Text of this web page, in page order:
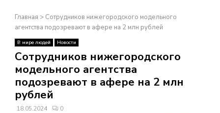
Н
О
В
Н
Главная > Сотрудников нижегородского модельного
агентства подозревают в афере на 2 млн рублей
В мире людей Новости
Сотрудников нижегородского
модельного агентства
подозревают в афере на 2 млн
рублей
18.05.2024 0